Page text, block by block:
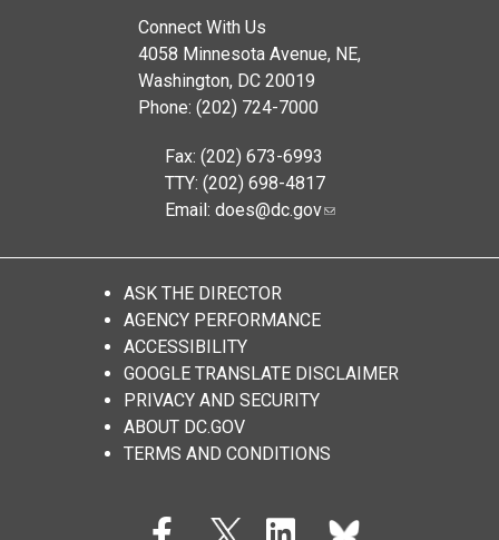
Connect With Us
4058 Minnesota Avenue, NE,
Washington, DC 20019
Phone: (202) 724-7000
Fax: (202) 673-6993
TTY: (202) 698-4817
Email: does@dc.gov
ASK THE DIRECTOR
AGENCY PERFORMANCE
ACCESSIBILITY
GOOGLE TRANSLATE DISCLAIMER
PRIVACY AND SECURITY
ABOUT DC.GOV
TERMS AND CONDITIONS